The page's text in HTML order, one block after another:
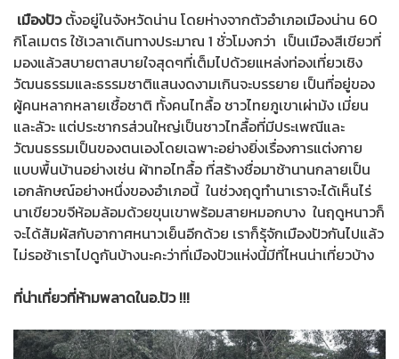
เมืองปัวตั้งอยู่ในจังหวัดน่าน โดยห่างจากตัวอำเภอเมืองน่าน 60
กิโลเมตร ใช้เวลาเดินทางประมาณ 1 ชั่วโมงกว่า เป็นเมืองสีเขียวที่
มองแล้วสบายตาสบายใจสุดๆที่เต็มไปด้วยแหล่งท่องเที่ยวเชิง
วัฒนธรรมและธรรมชาติแสนงดงามเกินจะบรรยาย เป็นที่อยู่ของ
ผู้คนหลากหลายเชื้อชาติ ทั้งคนไทลื้อ ชาวไทยภูเขาเผ่าม้ง เมี่ยน
และลัวะ แต่ประชากรส่วนใหญ่เป็นชาวไทลื้อที่มีประเพณีและ
วัฒนธรรมเป็นของตนเองโดยเฉพาะอย่างยิ่งเรื่องการแต่งกาย
แบบพื้นบ้านอย่างเช่น ผ้าทอไทลื้อ ที่สร้างชื่อมาช้านานกลายเป็น
เอกลักษณ์อย่างหนึ่งของอำเภอนี้ ในช่วงฤดูทำนาเราจะได้เห็นไร่
นาเขียวขจีห้อมล้อมด้วยขุนเขาพร้อมสายหมอกบาง ในฤดูหนาวก็
จะได้สัมผัสกับอากาศหนาวเย็นอีกด้วย เราก็รุ้จักเมืองปัวกันไปแล้ว
ไม่รอช้าเราไปดูกันบ้างนะคะว่าที่เมืองปัวแห่งนี้มีที่ไหนน่าเที่ยวบ้าง
ที่น่าเที่ยวที่ห้ามพลาดในอ.ปัว !!!